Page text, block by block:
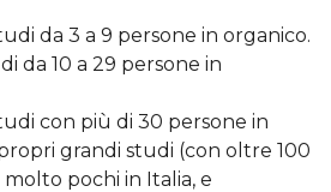
da 3 a 9 persone in organico.
da 10 a 29 persone in
con più di 30 persone in
grandi studi (con oltre 100
pochi in Italia, e